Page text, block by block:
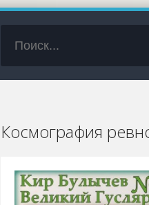
Космография